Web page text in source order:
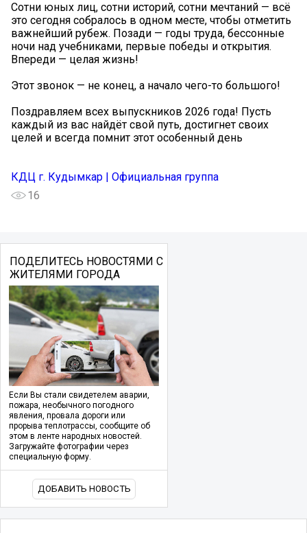
Сотни юных лиц, сотни историй, сотни мечтаний — всё
это сегодня собралось в одном месте, чтобы отметить
важнейший рубеж. Позади — годы труда, бессонные
ночи над учебниками, первые победы и открытия.
Впереди — целая жизнь!
Этот звонок — не конец, а начало чего-то большого!
Поздравляем всех выпускников 2026 года! Пусть
каждый из вас найдёт свой путь, достигнет своих
целей и всегда помнит этот особенный день
КДЦ г. Кудымкар | Официальная группа
16
ПОДЕЛИТЕСЬ НОВОСТЯМИ С
ЖИТЕЛЯМИ ГОРОДА
Если Вы стали свидетелем аварии,
пожара, необычного погодного
явления, провала дороги или
прорыва теплотрассы, сообщите об
этом в ленте народных новостей.
Загружайте фотографии через
специальную форму.
ДОБАВИТЬ НОВОСТЬ